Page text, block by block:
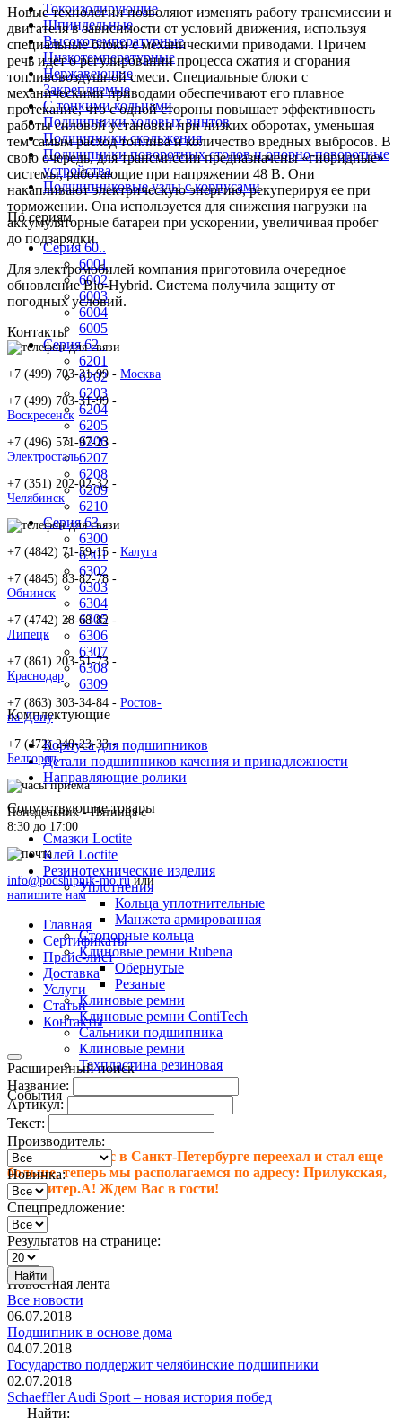
Токоизолирующие
Шпиндельные
Высокотемпературные
Низкотемпературные
Нержавеющие
Закрепляемые
С тонкими кольцами
Подшипники ходовых винтов
Подшипники скольжения
Подшипники поворотных столов и опорно-поворотные
устройства
Подшипниковые узлы с корпусами
По сериям
Серия 60..
6001
6002
6003
6004
6005
Серия 62..
6201
6202
6203
6204
6205
6206
6207
6208
6209
6210
Серия 63..
6300
6301
6302
6303
6304
6305
6306
6307
6308
6309
Комплектующие
Корпуса для подшипников
Детали подшипников качения и принадлежности
Направляющие ролики
Сопутствующие товары
Смазки Loctite
Клей Loctite
Резинотехнические изделия
Уплотнения
Кольца уплотнительные
Манжета армированная
Стопорные кольца
Клиновые ремни Rubena
Обернутые
Резаные
Клиновые ремни
Клиновые ремни ContiTech
Сальники подшипника
Клиновые ремни
Техпластина резиновая
События
Внимание! Офис в Санкт-Петербурге переехал и стал еще
больше, теперь мы располагаемся по адресу: Прилукская,
д.28, литер.А! Ждем Вас в гости!
Новостная лента
Все новости
06.07.2018
Подшипник в основе дома
04.07.2018
Государство поддержит челябинские подшипники
02.07.2018
Schaeffler Audi Sport – новая история побед
Найти:
Новые технологии позволяют изменять работу трансмиссии и
двигателя в зависимости от условий движения, используя
специальные блоки с механическими приводами. Причем
речь идет о регулировании процесса сжатия и сгорания
топливовоздушной смеси. Специальные блоки с
механическими приводами обеспечивают его плавное
протекание, что с одной стороны повышает эффективность
работы силовой установки при низких оборотах, уменьшая
тем самым расход топлива и количество вредных выбросов. В
свою очередь, для трансмиссии предназначены «гибридные»
системы, работающие при напряжении 48 В. Они
накапливают электрическую энергию, рекуперируя ее при
торможении. Она используется для снижения нагрузки на
аккумуляторные батареи при ускорении, увеличивая пробег
до подзарядки.
Для электромобилей компания приготовила очередное
обновление Bio-Hybrid. Система получила защиту от
погодных условий.
Контакты
+7 (499) 703-31-99 - Москва
+7 (499) 703-31-99 -
Воскресенск
+7 (496) 571-97-23 -
Электросталь
+7 (351) 202-02-32 -
Челябинск
+7 (4842) 71-59-15 - Калуга
+7 (4845) 83-82-78 -
Обнинск
+7 (4742) 28-68-82 -
Липецк
+7 (861) 203-51-73 -
Краснодар
+7 (863) 303-34-84 - Ростов-
на-Дону
+7 (472) 240-23-33 -
Белгород
Понедельник - Пятница c
8:30 до 17:00
info@podshipnik-mo.ruили
напишите нам
Главная
Сертификаты
Прайс-лист
Доставка
Услуги
Статьи
Контакты
Расширенный поиск
Название:
Артикул:
Текст:
Производитель:
Новинка:
Спецпредложение:
Результатов на странице:
Найти